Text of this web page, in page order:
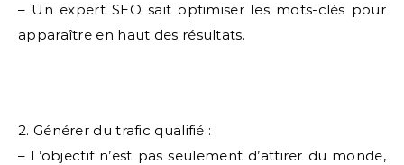
– Un expert SEO sait optimiser les mots-clés pour
apparaître en haut des résultats.
2. Générer du trafic qualifié :
– L’objectif n’est pas seulement d’attirer du monde,